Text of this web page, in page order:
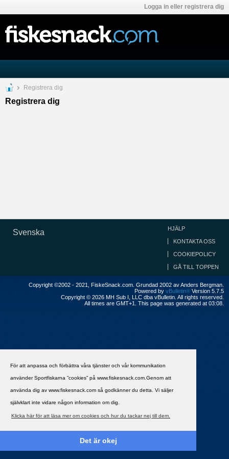
För att anpassa och förbättra våra tjänster och vår kommunikation
använder Sportfiskarna ”cookies” på www.fiskesnack.com.Genom att
använda dig av www.fiskesnack.com så godkänner du detta. Vi säljer
självklart inte vidare någon information om dig.
Klicka här för att läsa mer om cookies och hur du tackar nej till dem.
Det är okej
Logga in eller registrera dig
Registrera dig
Registrera dig
Svenska HJÄLP
KONTAKTA OSS
COOKIEPOLICY
GÅ TILL TOPPEN
Copyright ©2002 - 2021, FiskeSnack.com. Grundad 2002 av Anders Bergman.
Powered by vBulletin® Version 5.7.5
Copyright © 2026 MH Sub I, LLC dba vBulletin. All rights reserved.
All times are GMT+1. This page was generated at 03:08.